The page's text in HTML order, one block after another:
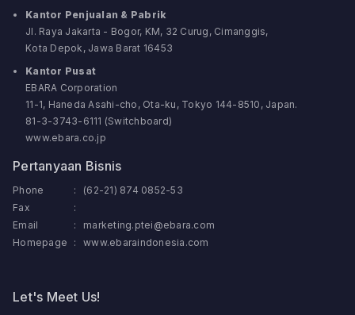
Kantor Penjualan & Pabrik
Jl. Raya Jakarta - Bogor, KM, 32 Curug, Cimanggis,
Kota Depok, Jawa Barat 16453
Kantor Pusat
EBARA Corporation
11-1, Haneda Asahi-cho, Ota-ku, Tokyo 144-8510, Japan.
81-3-3743-6111 (Switchboard)
www.ebara.co.jp
Pertanyaan Bisnis
Phone :
(62-21) 874 0852-53
Fax
:
Email
:
marketing.ptei@ebara.com
Homepage
: www.ebaraindonesia.com
Let's Meet Us!